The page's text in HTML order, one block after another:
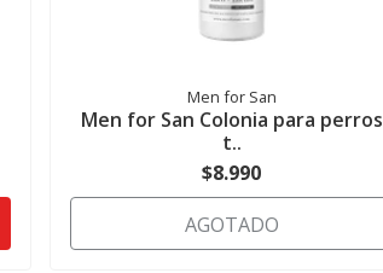
Men for San
Men for San Colonia para perros
t..
$8.990
AGOTADO